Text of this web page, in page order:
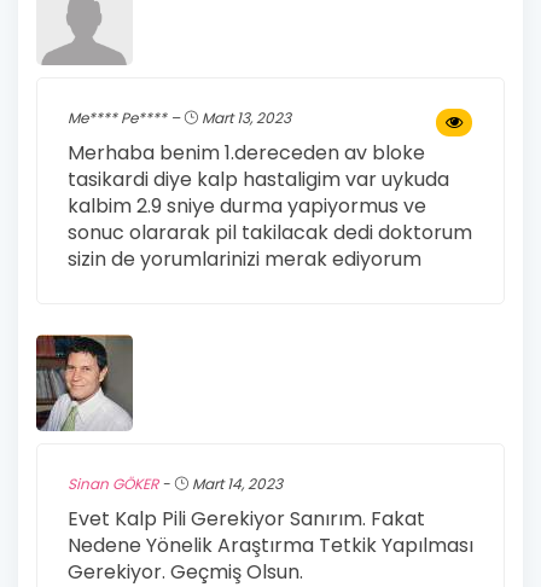
Me**** Pe**** – Mart 13, 2023
Merhaba benim 1.dereceden av bloke
tasikardi diye kalp hastaligim var uykuda
kalbim 2.9 sniye durma yapiyormus ve
sonuc olararak pil takilacak dedi doktorum
sizin de yorumlarinizi merak ediyorum
Sinan GÖKER- Mart 14, 2023
Evet Kalp Pili Gerekiyor Sanırım. Fakat
Nedene Yönelik Araştırma Tetkik Yapılması
Gerekiyor. Geçmiş Olsun.